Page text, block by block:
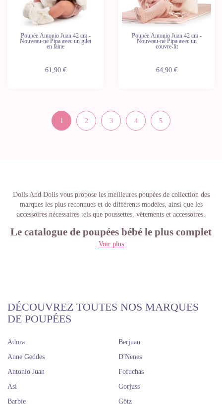
Poupée Antonio Juan 42 cm -
Nouveau-né Pipa avec un gilet
en laine
61,90 €
Poupée Antonio Juan 42 cm -
Nouveau-né Pipa avec un
couvre-lit
64,90 €
1 2 3 4 5
Dolls And Dolls vous propose les meilleures poupées de collection des
marques les plus reconnues et de différents modèles, ainsi que les
accessoires nécessaires tels que poussettes, vêtements et accessoires.
Le catalogue de poupées bébé le plus complet
Les bébés sont l'un des jouets les plus utilisés de génération en
Notre collection comprend des poupées de bébé de différentes marques et
représentant différents âges. Des nouveau-nés à ceux qui semblent faire
bijoux authentiques pour la qualité de leurs détails et le type de tissu dans
lequel ils sont confectionnés.
Les meilleures marques de
poupées bébé
Voir plus
DÉCOUVREZ TOUTES NOS MARQUES
DE POUPÉES
Adora
Anne Geddes
Antonio Juan
Así
Barbie
Berjuan
D'Nenes
Fofuchas
Gorjuss
Götz